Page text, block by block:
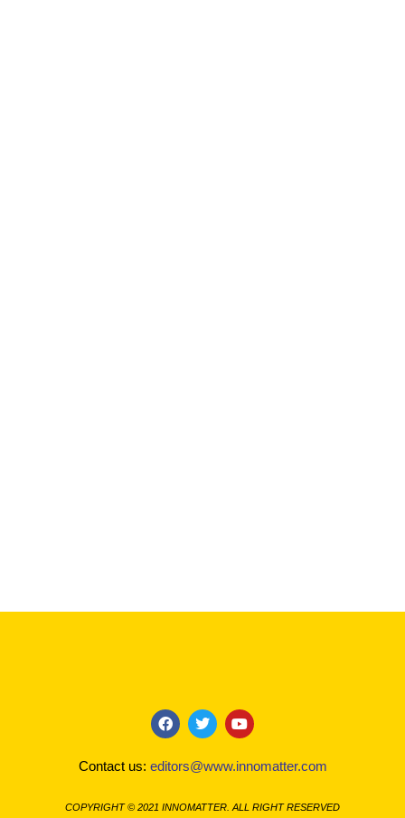
F
a
c
e
o
T
w
i
t
e
Y
o
u
t
b
Contact us: editors@www.innomatter.com
COPYRIGHT © 2021 INNOMATTER. ALL RIGHT RESERVED